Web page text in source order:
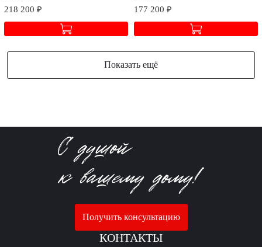
218 200 ₽
177 200 ₽
Показать ещё
Получить консультацию
КОНТАКТЫ